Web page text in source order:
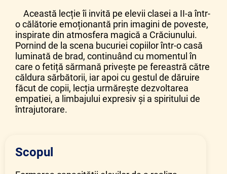
Această lecție îi invită pe elevii clasei a II-a într-
o călătorie emoționantă prin imagini de poveste,
inspirate din atmosfera magică a Crăciunului.
Pornind de la scena bucuriei copiilor într-o casă
luminată de brad, continuând cu momentul în
care o fetiță sărmană privește pe fereastră către
căldura sărbătorii, iar apoi cu gestul de dăruire
făcut de copii, lecția urmărește dezvoltarea
empatiei, a limbajului expresiv și a spiritului de
întrajutorare.
Scopul